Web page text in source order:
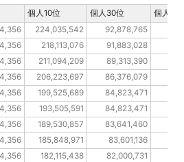
224,035,542 92,878,765
218,113,076 91,883,028
211,094,209 89,313,390
206,223,697 86,376,079
199,525,689 84,823,471
193,505,591 84,823,471
189,530,857 83,641,460
185,848,971 83,601,136
182,115,438 82,000,731
個人10位 個人30位
個人